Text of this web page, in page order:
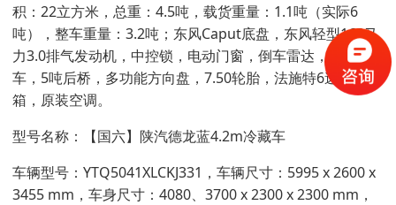
积：22立方米，总重：4.5吨，载货重量：1.1吨（实际6
吨），整车重量：3.2吨；东风Caput底盘，东风轻型163马
力3.0排气发动机，中控锁，电动门窗，倒车雷达，空气刹
车，5吨后桥，多功能方向盘，7.50轮胎，法施特6速变速
箱，原装空调。
型号名称：【国六】陕汽德龙蓝4.2m冷藏车
车辆型号：YTQ5041XLCKJ331，车辆尺寸：5995 x 2600 x
3455 mm，车身尺寸：4080、3700 x 2300 x 2300 mm，